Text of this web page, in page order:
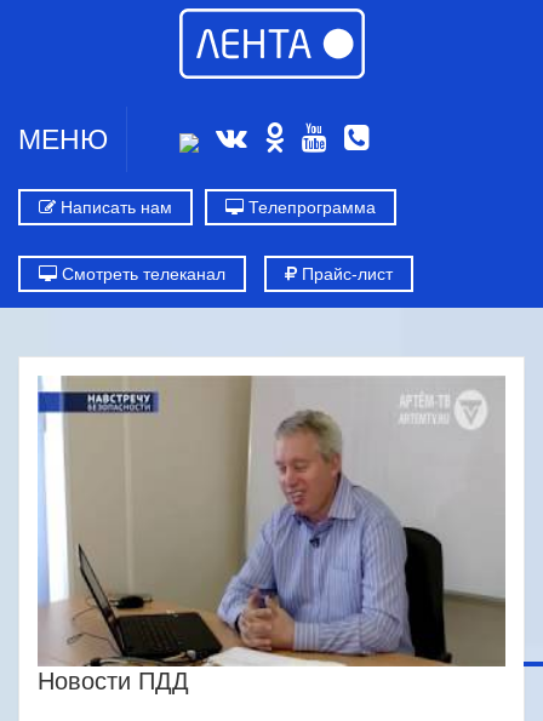
МЕНЮ
Написать нам Телепрограмма
Смотреть телеканал Прайс-лист
Новости ПДД